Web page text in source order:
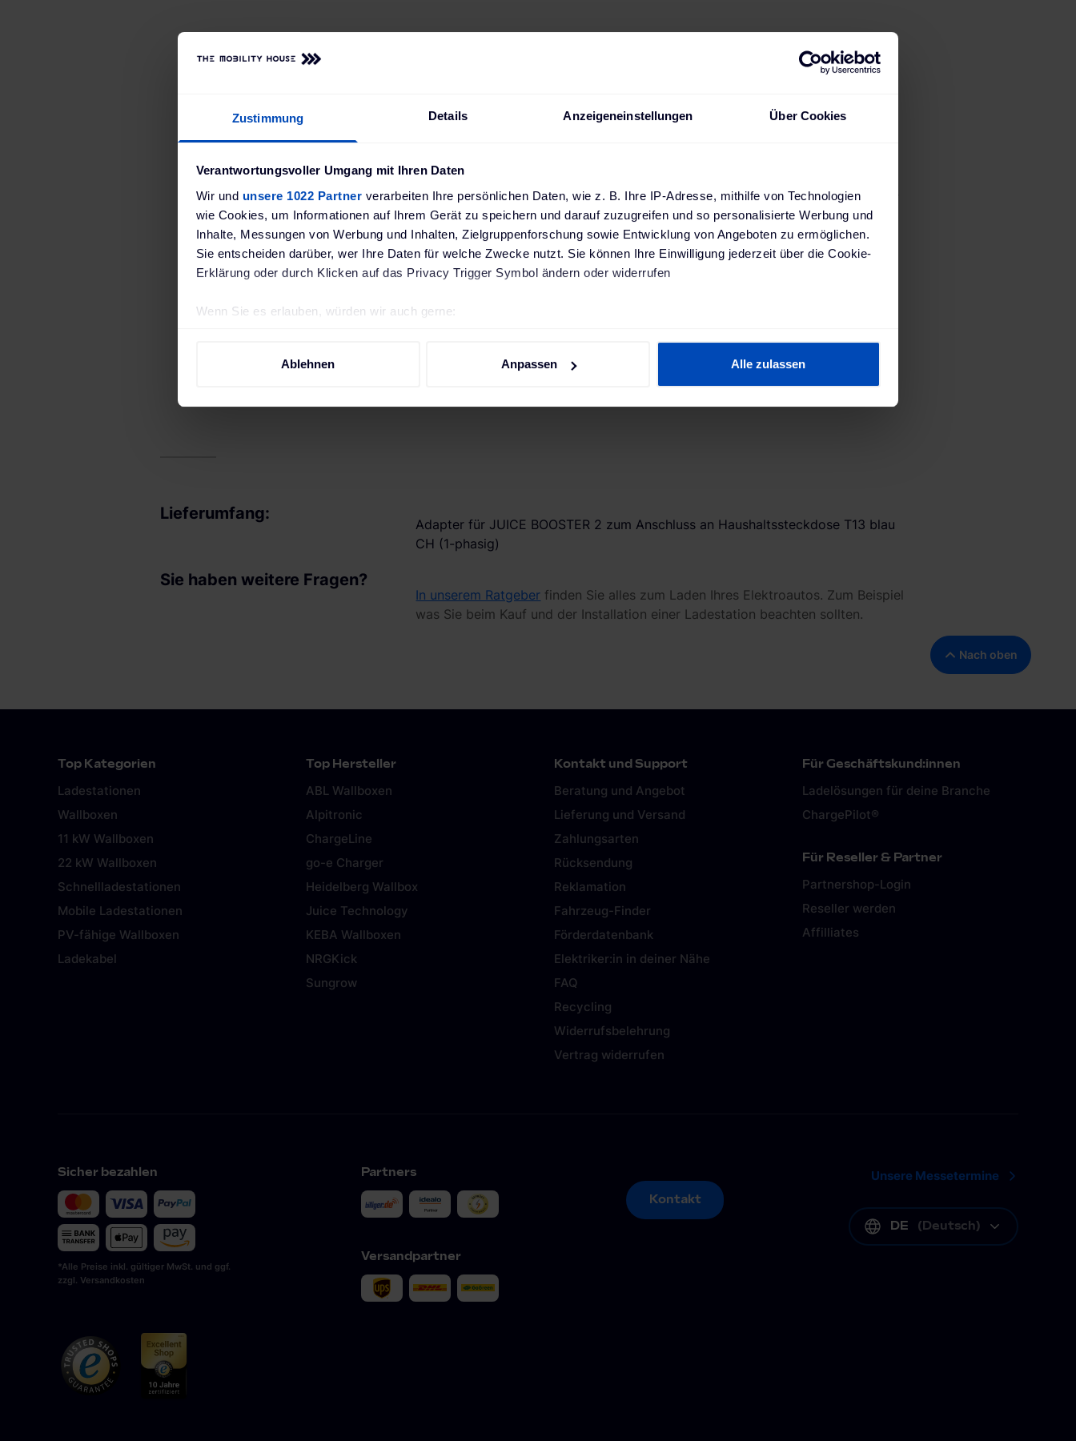
Zustimmung Details Anzeigeneinstellungen Über Cookies
Verantwortungsvoller Umgang mit Ihren Daten
Wir und unsere 1022 Partner verarbeiten Ihre persönlichen Daten, wie z. B. Ihre IP-Adresse, mithilfe von Technologien
wie Cookies, um Informationen auf Ihrem Gerät zu speichern und darauf zuzugreifen und so personalisierte Werbung und
Inhalte, Messungen von Werbung und Inhalten, Zielgruppenforschung sowie Entwicklung von Angeboten zu ermöglichen.
Sie entscheiden darüber, wer Ihre Daten für welche Zwecke nutzt. Sie können Ihre Einwilligung jederzeit über die Cookie-
Erklärung oder durch Klicken auf das Privacy Trigger Symbol ändern oder widerrufen
Wenn Sie es erlauben, würden wir auch gerne:
Erfahren Sie mehr darüber, wie Ihre persönlichen Daten verarbeitet werden, und legen Sie Ihre Präferenzen im
der Dienste gesammelt haben. Weitere Informationen findest du in unserer
Ablehnen Anpassen Alle zulassen
Beschreibung Technische Daten Bewertungen
Mit dem passenden Adapter für ihren Juice
Booster 2 können Sie ihr Elektroauto
europaweit an jeder Dose aufladen.
Einfach den passenden Adapter bei Ihrem JUICE BOOSTER 2 einstecken und mit
Lieferumfang:
Adapter für JUICE BOOSTER 2 zum Anschluss an Haushaltssteckdose T13 blau
CH (1-phasig)
Sie haben weitere Fragen?
In unserem Ratgeber finden Sie alles zum Laden Ihres Elektroautos. Zum Beispiel
was Sie beim Kauf und der Installation einer Ladestation beachten sollten.
Nach oben